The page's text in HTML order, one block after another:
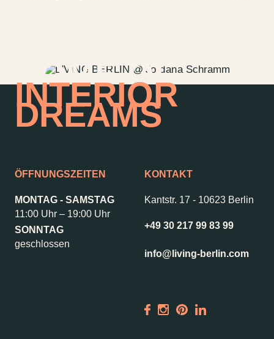
Kantstr. 17
HOME OF
INTERIOR
DREAMS
ÖFFNUNGSZEITEN
MONTAG - SAMSTAG
11:00 Uhr – 19:00 Uhr
SONNTAG
geschlossen
KONTAKT
Kantstr. 17 - 10623 Berlin
+49 30 217 99 83 99
info@living-berlin.com